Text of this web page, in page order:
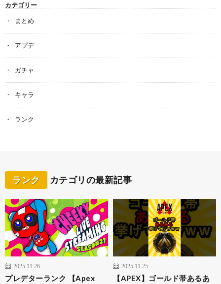
カテゴリー
まとめ
アプデ
ガチャ
キャラ
ランク
ランク カテゴリの最新記事
2025.11.26
プレデターランク 【Apex
2025.11.25
【APEX】ゴールド帯あるあ